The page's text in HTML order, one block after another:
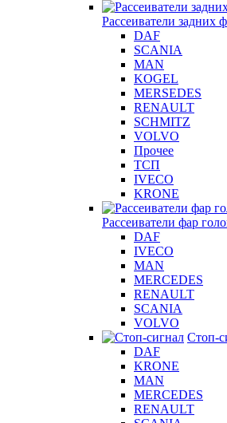
Рассеиватели задних
DAF
SCANIA
MAN
KOGEL
MERSEDES
RENAULT
SCHMITZ
VOLVO
Прочее
ТСП
IVECO
KRONE
Рассеиватели фар
DAF
IVECO
MAN
MERCEDES
RENAULT
SCANIA
VOLVO
Стоп-
DAF
KRONE
MAN
MERCEDES
RENAULT